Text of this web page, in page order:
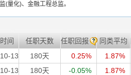
(量化)、金融工程总监。
间 任职天数 任职回报 同类平均
13 180天 0.25% 1.87%
13 180天 -0.05% 1.87%